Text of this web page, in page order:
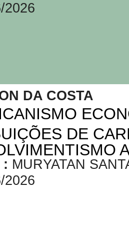
2026
DA COSTA
DE
: MURYATAN
2026